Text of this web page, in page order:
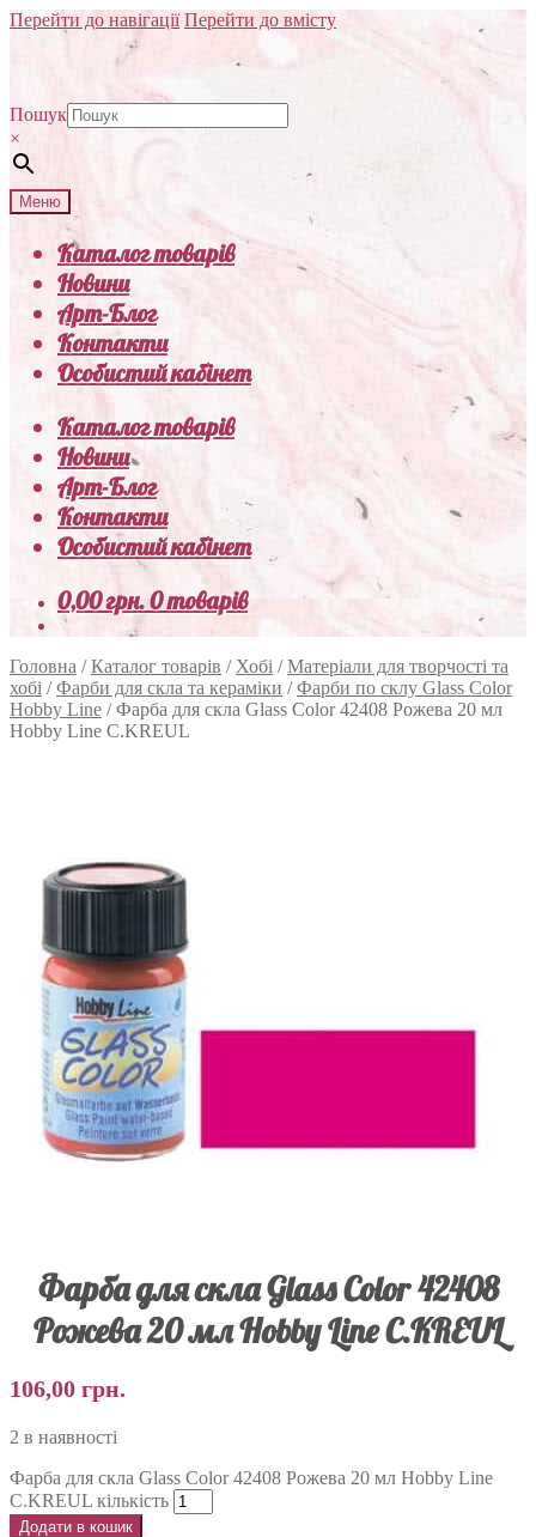
Перейти до навігації Перейти до вмісту
Пошук
×
Меню
Каталог товарів
Новини
Арт-Блог
Контакти
Особистий кабінет
Каталог товарів
Новини
Арт-Блог
Контакти
Особистий кабінет
0,00грн.0 товарів
Головна /Каталог товарів / Хобі /Матеріали для творчості та
хобі /Фарби для скла та кераміки /Фарби по склу Glass Color
Hobby Line /Фарба для скла Glass Color 42408 Рожева 20 мл
Hobby Line C.KREUL
Фарба для скла Glass Color 42408
Рожева 20 мл Hobby Line C.KREUL
106,00 грн.
2 в наявності
Фарба для скла Glass Color 42408 Рожева 20 мл Hobby Line
C.KREUL кількість
Додати в кошик